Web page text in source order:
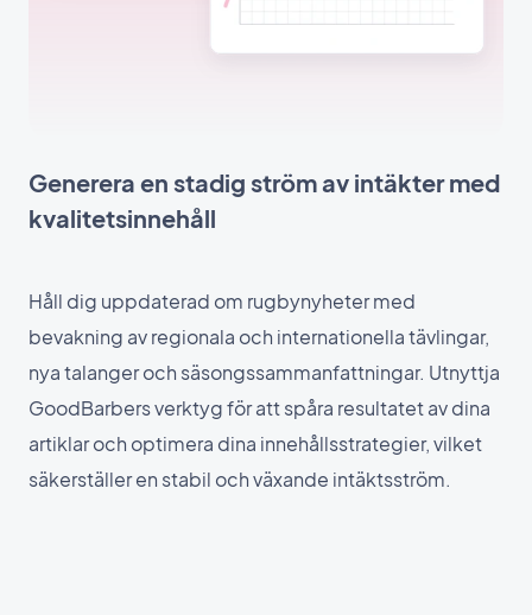
Generera en stadig ström av intäkter med
kvalitetsinnehåll
Håll dig uppdaterad om rugbynyheter med
bevakning av regionala och internationella tävlingar,
nya talanger och säsongssammanfattningar. Utnyttja
GoodBarbers verktyg för att spåra resultatet av dina
artiklar och optimera dina innehållsstrategier, vilket
säkerställer en stabil och växande intäktsström.